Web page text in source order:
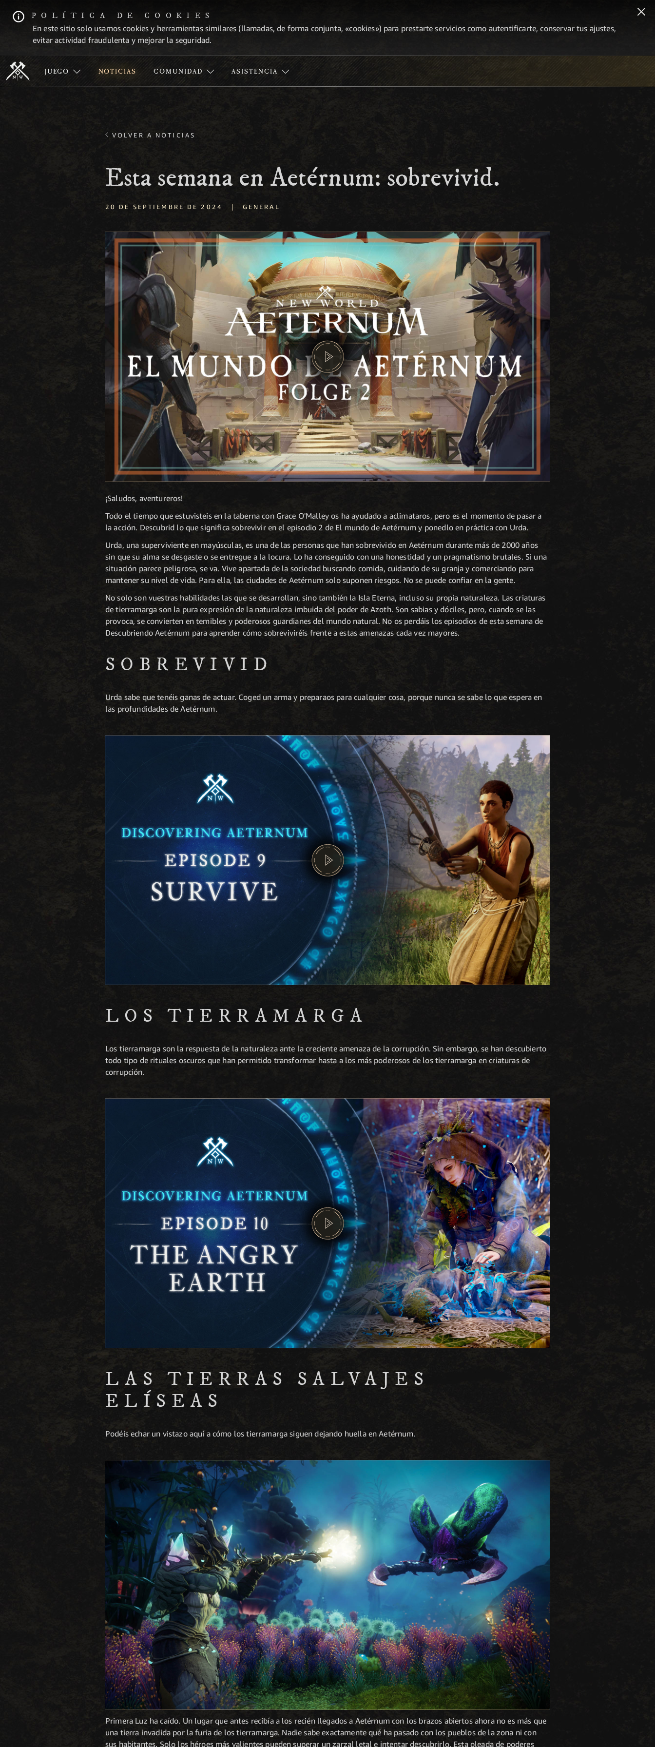
POLÍTICA DE COOKIES
En este sitio solo usamos cookies y herramientas similares (llamadas, de forma conjunta, «cookies») para prestarte servicios como autentificarte, conservar tus ajustes,
evitar actividad fraudulenta y mejorar la seguridad.
JUEGO NOTICIAS COMUNIDAD ASISTENCIA
VOLVER A NOTICIAS
Esta semana en Aetérnum: sobrevivid.
20 DE SEPTIEMBRE DE 2024 | GENERAL
¡Saludos, aventureros!
Todo el tiempo que estuvisteis en la taberna con Grace O'Malley os ha ayudado a aclimataros, pero es el momento de pasar a
la acción. Descubrid lo que significa sobrevivir en el episodio 2 de El mundo de Aetérnum y ponedlo en práctica con Urda.
Urda, una superviviente en mayúsculas, es una de las personas que han sobrevivido en Aetérnum durante más de 2000 años
sin que su alma se desgaste o se entregue a la locura. Lo ha conseguido con una honestidad y un pragmatismo brutales. Si una
situación parece peligrosa, se va. Vive apartada de la sociedad buscando comida, cuidando de su granja y comerciando para
mantener su nivel de vida. Para ella, las ciudades de Aetérnum solo suponen riesgos. No se puede confiar en la gente.
No solo son vuestras habilidades las que se desarrollan, sino también la Isla Eterna, incluso su propia naturaleza. Las criaturas
de tierramarga son la pura expresión de la naturaleza imbuida del poder de Azoth. Son sabias y dóciles, pero, cuando se las
provoca, se convierten en temibles y poderosos guardianes del mundo natural. No os perdáis los episodios de esta semana de
Descubriendo Aetérnum para aprender cómo sobreviviréis frente a estas amenazas cada vez mayores.
SOBREVIVID
Urda sabe que tenéis ganas de actuar. Coged un arma y preparaos para cualquier cosa, porque nunca se sabe lo que espera en
las profundidades de Aetérnum.
LOS TIERRAMARGA
Los tierramarga son la respuesta de la naturaleza ante la creciente amenaza de la corrupción. Sin embargo, se han descubierto
todo tipo de rituales oscuros que han permitido transformar hasta a los más poderosos de los tierramarga en criaturas de
corrupción.
LAS TIERRAS SALVAJES
ELÍSEAS
Podéis echar un vistazo aquí a cómo los tierramarga siguen dejando huella en Aetérnum.
Primera Luz ha caído. Un lugar que antes recibía a los recién llegados a Aetérnum con los brazos abiertos ahora no es más que
una tierra invadida por la furia de los tierramarga. Nadie sabe exactamente qué ha pasado con los pueblos de la zona ni con
sus habitantes. Solo los héroes más valientes pueden superar un zarzal letal e intentar descubrirlo. Esta oleada de poderes